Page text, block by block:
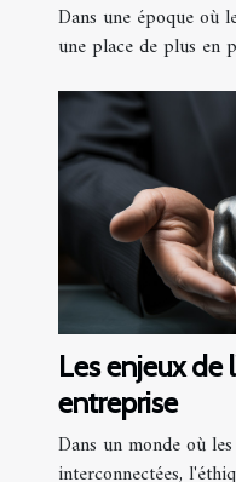
Dans une époque où
une place de plus en
Les enjeux de
entreprise
Dans un monde où
interconnectées,